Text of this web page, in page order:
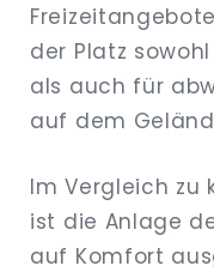
der Platz
als auch für
auf dem
Im Vergleich zu
ist die Anlage
auf Komfort